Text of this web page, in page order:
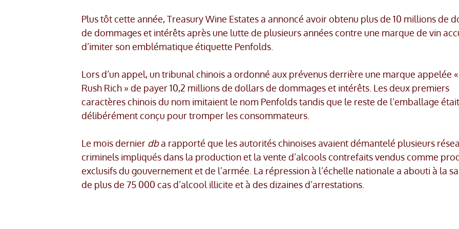
Plus tôt cette année, Treasury Wine Estates a annoncé avoir obtenu plus de 10 millions de
de dommages et intérêts après une lutte de plusieurs années contre une marque de vin
d’imiter son emblématique étiquette Penfolds.
Lors d’un appel, un tribunal chinois a ordonné aux prévenus derrière une marque appelée «
Rush Rich » de payer 10,2 millions de dollars de dommages et intérêts. Les deux premiers
caractères chinois du nom imitaient le nom Penfolds tandis que le reste de l’emballage était
délibérément conçu pour tromper les consommateurs.
Le mois dernier dba rapporté que les autorités chinoises avaient démantelé plusieurs
criminels impliqués dans la production et la vente d’alcools contrefaits vendus comme
exclusifs du gouvernement et de l’armée. La répression à l’échelle nationale a abouti à la
de plus de 75 000 cas d’alcool illicite et à des dizaines d’arrestations.